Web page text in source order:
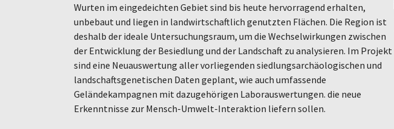
Wurten im eingedeichten Gebiet sind bis heute hervorragend erhalten,
unbebaut und liegen in landwirtschaftlich genutzten Flächen. Die Region ist
deshalb der ideale Untersuchungsraum, um die Wechselwirkungen zwischen
der Entwicklung der Besiedlung und der Landschaft zu analysieren. Im Projekt
sind eine Neuauswertung aller vorliegenden siedlungsarchäologischen und
landschaftsgenetischen Daten geplant, wie auch umfassende
Geländekampagnen mit dazugehörigen Laborauswertungen. die neue
Erkenntnisse zur Mensch-Umwelt-Interaktion liefern sollen.